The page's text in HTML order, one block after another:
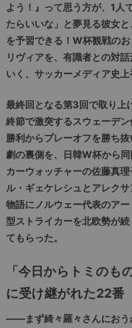
よう！』って思う方が、1人
たらいいな」と夢見る彼女
を予習できる！W杯観戦の
リヴィアを、有識者との対
いく、サッカーメディア史
最終回となる第3回で取り上
終節で激突するスウェーデ
勝利からプレーオフを勝ち
劇の裏側を、日韓W杯から
カーウォッチャーの佐藤真
ル・ギェケレシュとアレク
物語にノルウェー代表のア
型ストライカーを北欧勢が
てもらった。
「今日からトミのも
に受け継がれた22番
――まず綺々羅々さんにおう